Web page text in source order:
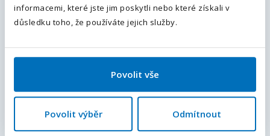
informacemi, které jste jim poskytli nebo které získali v
důsledku toho, že používáte jejich služby.
Povolit vše
Povolit výběr Odmítnout
Přiložte váš životopis Odeslat